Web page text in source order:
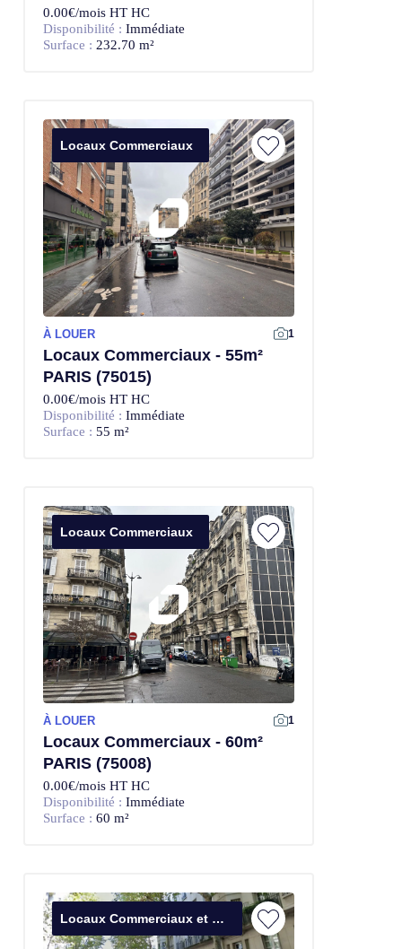
0.00€/mois HT HC
Disponibilité : Immédiate
Surface : 232.70 m²
Locaux Commerciaux
À LOUER 1
Locaux Commerciaux - 55m²
PARIS (75015)
0.00€/mois HT HC
Disponibilité : Immédiate
Surface : 55 m²
Locaux Commerciaux
À LOUER 1
Locaux Commerciaux - 60m²
PARIS (75008)
0.00€/mois HT HC
Disponibilité : Immédiate
Surface : 60 m²
Locaux Commerciaux et Bureaux